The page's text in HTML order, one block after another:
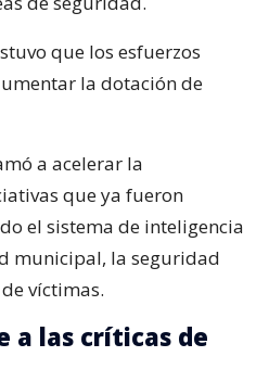
que los esfuerzos
la dotación de
a acelerar la
que ya fueron
el sistema de inteligencia
municipal, la seguridad
víctimas.
a las críticas de